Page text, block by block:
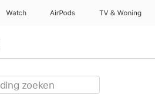
Watch AirPods TV & Woning